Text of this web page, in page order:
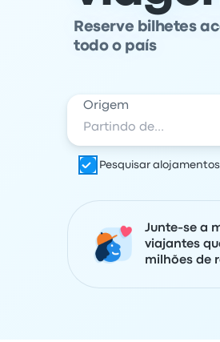
Reserve bilhetes
todo o país
Origem
Pesquisar alojamentos
Junte-se a
viajantes
milhões de